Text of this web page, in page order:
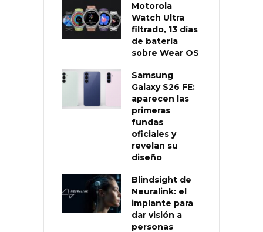
Motorola
Watch Ultra
filtrado, 13 días
de batería
sobre Wear OS
Samsung
Galaxy S26 FE:
aparecen las
primeras
fundas
oficiales y
revelan su
diseño
Blindsight de
Neuralink: el
implante para
dar visión a
personas